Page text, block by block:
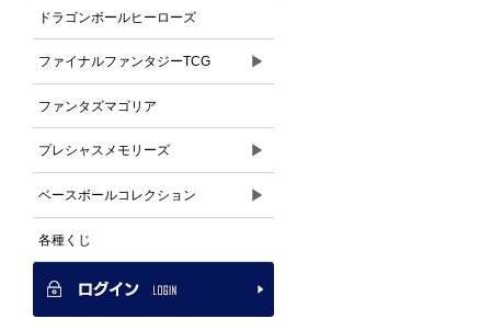
ドラゴンボールヒーローズ
ファイナルファンタジーTCG ▶
ファンタズマゴリア
プレシャスメモリーズ ▶
ベースボールコレクション ▶
各種くじ